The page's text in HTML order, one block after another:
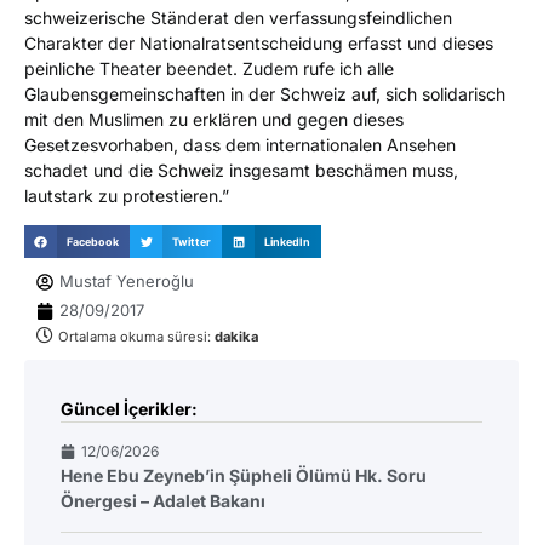
schweizerische Ständerat den verfassungsfeindlichen
Charakter der Nationalratsentscheidung erfasst und dieses
peinliche Theater beendet. Zudem rufe ich alle
Glaubensgemeinschaften in der Schweiz auf, sich solidarisch
mit den Muslimen zu erklären und gegen dieses
Gesetzesvorhaben, dass dem internationalen Ansehen
schadet und die Schweiz insgesamt beschämen muss,
lautstark zu protestieren.”
Facebook Twitter LinkedIn
Mustaf Yeneroğlu
28/09/2017
Ortalama okuma süresi: dakika
Güncel İçerikler:
12/06/2026
Hene Ebu Zeyneb’in Şüpheli Ölümü Hk. Soru
Önergesi – Adalet Bakanı